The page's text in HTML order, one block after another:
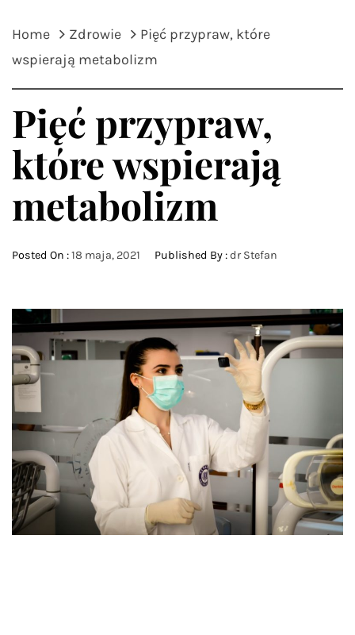
Home Zdrowie
Pięć przypraw, które
wspierają metabolizm
Pięć przypraw,
które wspierają
metabolizm
Posted On :18 maja, 2021 Published By :dr Stefan